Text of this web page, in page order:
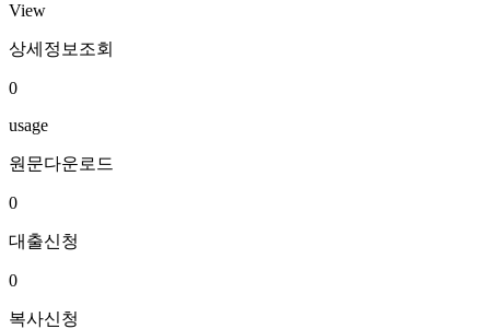
View
상세정보조회
0
usage
원문다운로드
0
대출신청
0
복사신청